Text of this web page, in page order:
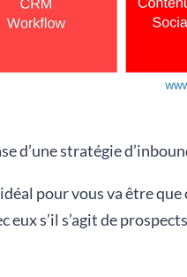
d’une stratégie
pour vous va être que
s’il s’agit de